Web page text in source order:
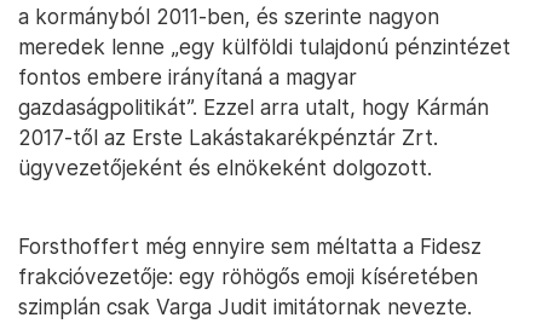
a kormányból 2011-ben, és szerinte nagyon
meredek lenne „egy külföldi tulajdonú pénzintézet
fontos embere irányítaná a magyar
gazdaságpolitikát”. Ezzel arra utalt, hogy Kármán
2017-től az Erste Lakástakarékpénztár Zrt.
ügyvezetőjeként és elnökeként dolgozott.
Forsthoffert még ennyire sem méltatta a Fidesz
frakcióvezetője: egy röhögős emoji kíséretében
szimplán csak Varga Judit imitátornak nevezte.